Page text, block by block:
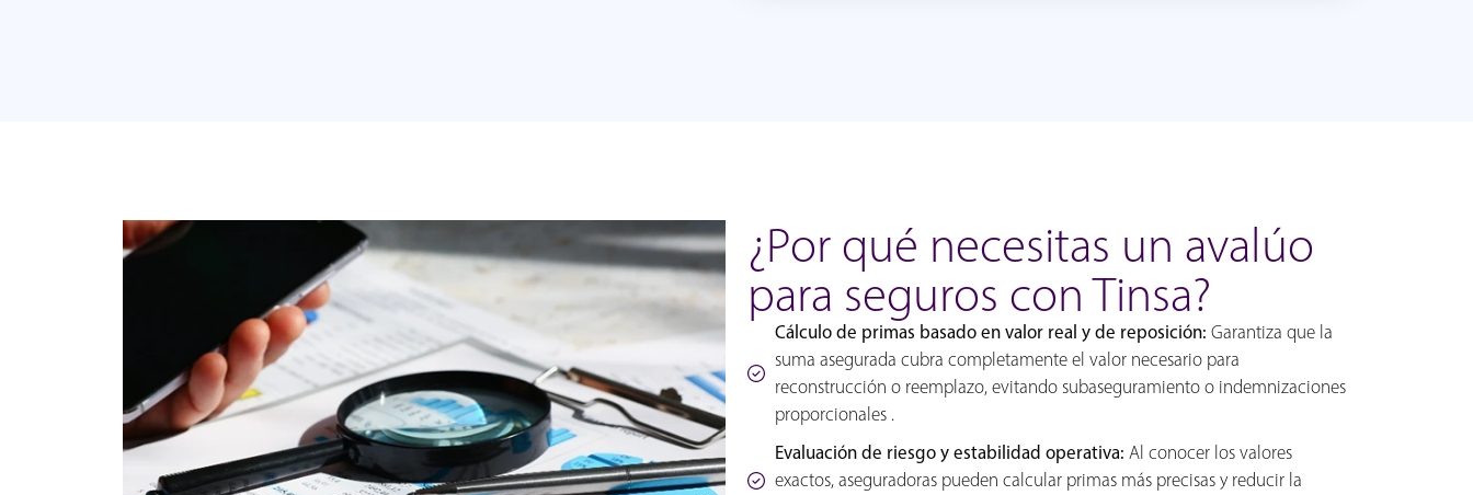
¿Por qué necesitas un avalúo
para seguros con Tinsa?
Cálculo de primas basado en valor real y de reposición: Garantiza que la
suma asegurada cubra completamente el valor necesario para
reconstrucción o reemplazo, evitando subaseguramiento o indemnizaciones
proporcionales .
Evaluación de riesgo y estabilidad operativa: Al conocer los valores
exactos, aseguradoras pueden calcular primas más precisas y reducir la